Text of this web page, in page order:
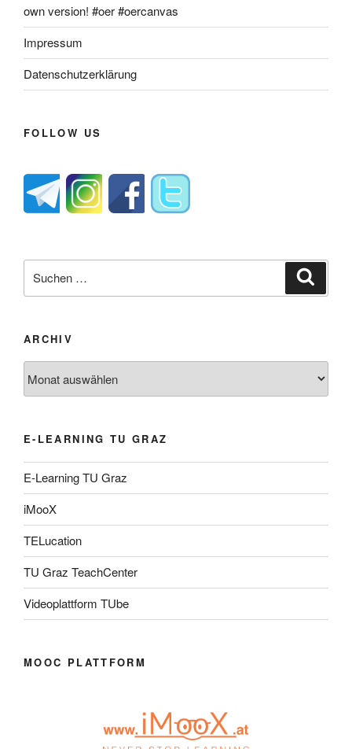
own version! #oer #oercanvas
Impressum
Datenschutzerklärung
FOLLOW US
nach:
ARCHIV
E-LEARNING TU GRAZ
E-Learning TU Graz
iMooX
TELucation
TU Graz TeachCenter
Videoplattform TUbe
MOOC PLATTFORM